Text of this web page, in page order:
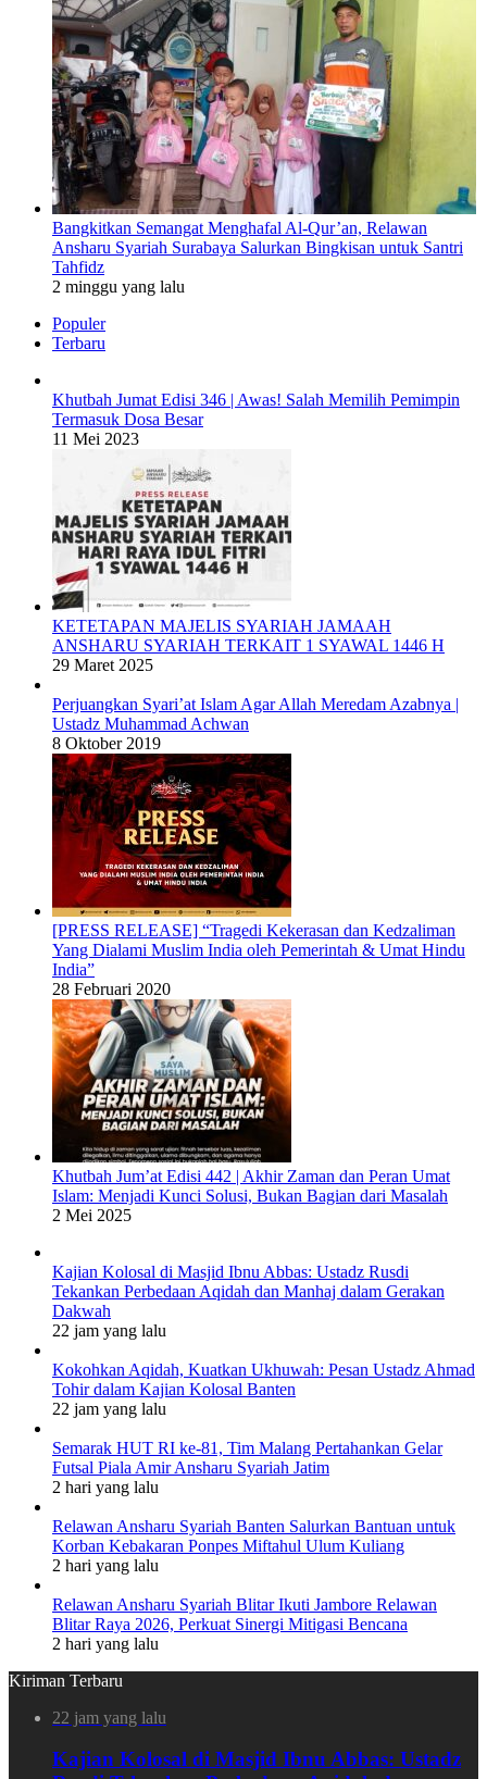
Bangkitkan Semangat Menghafal Al-Qur’an, Relawan
Ansharu Syariah Surabaya Salurkan Bingkisan untuk Santri
Tahfidz
2 minggu yang lalu
Populer
Terbaru
Khutbah Jumat Edisi 346 | Awas! Salah Memilih Pemimpin
Termasuk Dosa Besar
11 Mei 2023
KETETAPAN MAJELIS SYARIAH JAMAAH
ANSHARU SYARIAH TERKAIT 1 SYAWAL 1446 H
29 Maret 2025
Perjuangkan Syari’at Islam Agar Allah Meredam Azabnya |
Ustadz Muhammad Achwan
8 Oktober 2019
[PRESS RELEASE] “Tragedi Kekerasan dan Kedzaliman
Yang Dialami Muslim India oleh Pemerintah & Umat Hindu
India”
28 Februari 2020
Khutbah Jum’at Edisi 442 | Akhir Zaman dan Peran Umat
Islam: Menjadi Kunci Solusi, Bukan Bagian dari Masalah
2 Mei 2025
Kajian Kolosal di Masjid Ibnu Abbas: Ustadz Rusdi
Tekankan Perbedaan Aqidah dan Manhaj dalam Gerakan
Dakwah
22 jam yang lalu
Kokohkan Aqidah, Kuatkan Ukhuwah: Pesan Ustadz Ahmad
Tohir dalam Kajian Kolosal Banten
22 jam yang lalu
Semarak HUT RI ke-81, Tim Malang Pertahankan Gelar
Futsal Piala Amir Ansharu Syariah Jatim
2 hari yang lalu
Relawan Ansharu Syariah Banten Salurkan Bantuan untuk
Korban Kebakaran Ponpes Miftahul Ulum Kuliang
2 hari yang lalu
Relawan Ansharu Syariah Blitar Ikuti Jambore Relawan
Blitar Raya 2026, Perkuat Sinergi Mitigasi Bencana
2 hari yang lalu
Kiriman Terbaru
22 jam yang lalu
Kajian Kolosal di Masjid Ibnu Abbas: Ustadz